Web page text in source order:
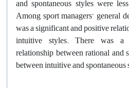
and spontaneous styles were
Among sport managers’ general
was a significant and positive
intuitive styles. There was a
relationship between rational and
between intuitive and spontaneous